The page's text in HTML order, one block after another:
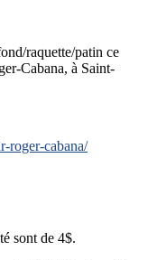
raquette/patin ce
Cabana, à Saint-
roger-cabana/
sont de 4$.